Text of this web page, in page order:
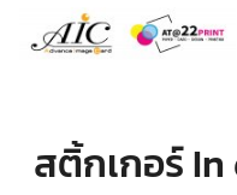
สติ้กเกอร์